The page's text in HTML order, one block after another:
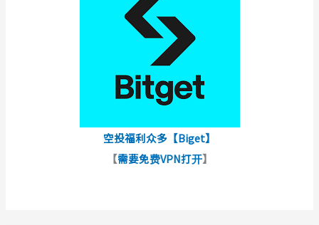
空投福利众多【Biget】
【需要免费VPN打开】